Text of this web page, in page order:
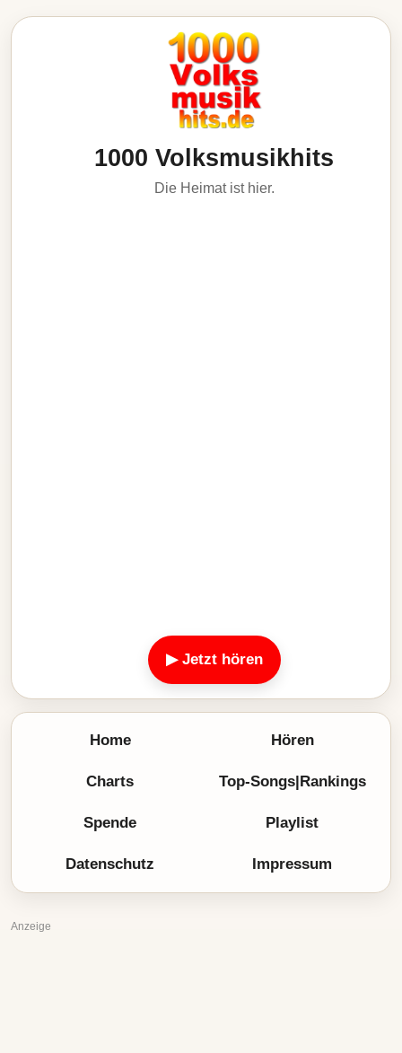
1000 Volksmusikhits
Die Heimat ist hier.
▶ Jetzt hören
Home Hören
Charts Top-Songs|Rankings
Spende Playlist
Datenschutz Impressum
Anzeige